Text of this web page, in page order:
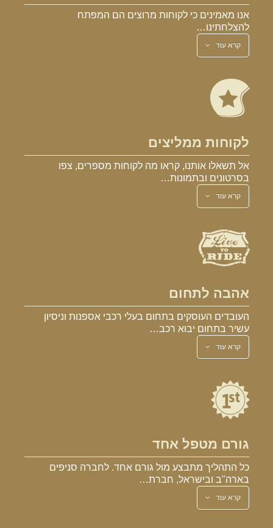
אנו מאמינים כי לקוחות מרוצים הם המפתח
להצלחתינו…
קרא עוד
לקוחות ממליצים
אל תשאלו אותנו, קראו מה לקוחות מספרים, צפו
בסרטונים ובתמונות…
קרא עוד
אהבה לתחום
העובדים העוסקים בתחום בעלי רכבי אספנות וניסיון
עשיר בתחום יבוא רכב…
קרא עוד
גורם מטפל אחד
כל התהליך מתבצע מול גורם אחד. לחברה סניפים
בארה"ב ובישראל, חברת…
קרא עוד